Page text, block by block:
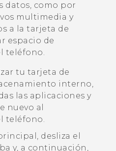
datos, como por
multimedia y
a la tarjeta de
espacio de
teléfono.
tu tarjeta de
interno,
las aplicaciones y
nuevo al
teléfono.
, desliza el
y, a continuación,